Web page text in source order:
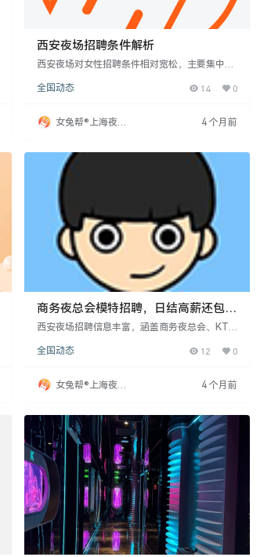
西安夜场招聘条件解析
西安夜场对女性招聘条件相对宽松，主要集中于
场和岗位存在差异，如普通模特需1米68，但条
符合要求者易通过面试。每年西安夜场招聘量
大，面试几率高。有意者应鼓起勇气尝试，为自
全国动态 14 0
女兔帮®上海夜场
4 个月前
商务夜总会模特招聘，日结高薪还包食
宿
西安夜场招聘信息丰富，涵盖商务夜总会、KTV
分新开场所提供包吃包住等福利，招聘条件主要
每日有空缺岗位，适合寻求高薪工作的人士加
入。
全国动态 12 0
女兔帮®上海夜场
4 个月前